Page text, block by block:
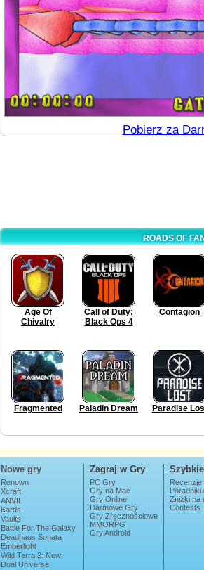
Pobierz za
ROADS OF
Age Of
Chivalry
Call of Duty:
Black Ops 4
Contagion
Fragmented Paladin Dream Paradise
Nowe gry
Renown
Xcraft
ANVIL
Kards
Vaults
Battle For The Galaxy
Deadhaus Sonata
Emberlight
Wild Terra 2: New
Lands
Dual Universe
Zagraj w Gry
PC Gry
Gry na Mac
Gry Online
Darmowe Gry
Gry Zręcznościowe
MMORPG
Gry Android
Recenzje
Poradniki
Zniżki na
Contests